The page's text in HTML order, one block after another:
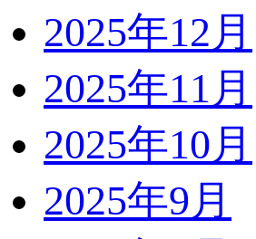
2025年12月
2025年11月
2025年10月
2025年9月